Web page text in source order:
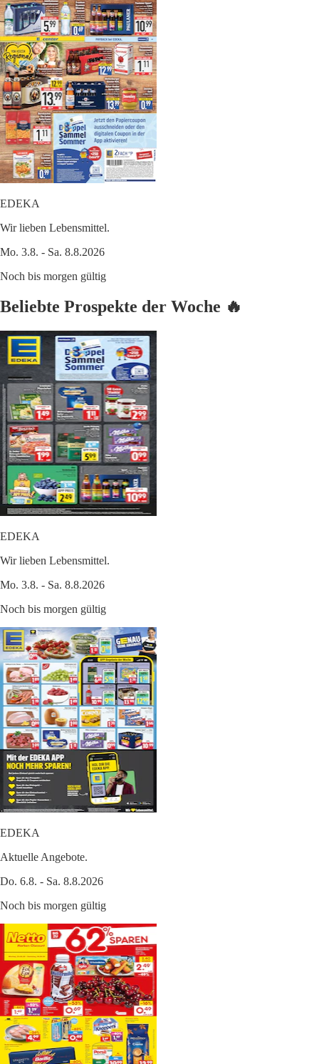
EDEKA
Wir lieben Lebensmittel.
Mo. 3.8. - Sa. 8.8.2026
Noch bis morgen gültig
Beliebte Prospekte der Woche 🔥
EDEKA
Wir lieben Lebensmittel.
Mo. 3.8. - Sa. 8.8.2026
Noch bis morgen gültig
EDEKA
Aktuelle Angebote.
Do. 6.8. - Sa. 8.8.2026
Noch bis morgen gültig